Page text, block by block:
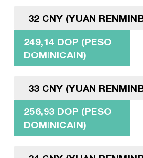
32 CNY (YUAN
249,14 DOP (PESO
DOMINICAIN)
33 CNY (YUAN
256,93 DOP (PESO
DOMINICAIN)